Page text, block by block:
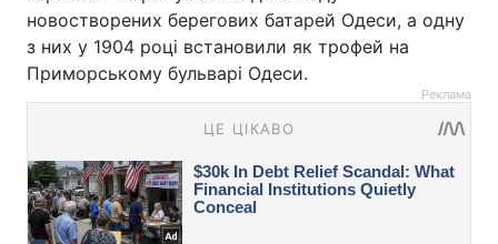
новостворених берегових батарей Одеси, а одну
з них у 1904 році встановили як трофей на
Приморському бульварі Одеси.
Реклама